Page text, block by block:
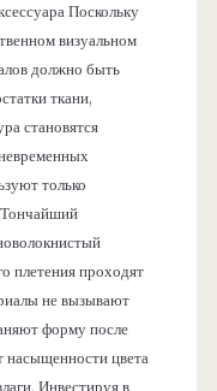
Поскольку
визуальном
должно быть
ткани,
становятся
только
плетения проходят
не вызывают
форму после
насыщенности цвета
Инвестируя в